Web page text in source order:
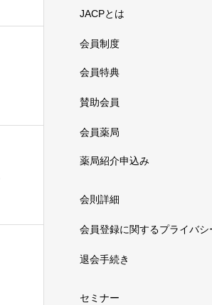
JACPとは
会員制度
会員特典
賛助会員
会員薬局
薬局紹介申込み
会則詳細
会員登録に関するプライバシ
退会手続き
セミナー